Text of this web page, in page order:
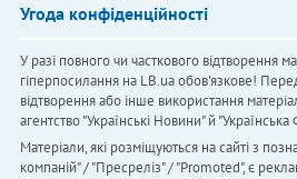
Угода конфіденційності
У разі повного чи часткового відтворення
гіперпосилання на LB.ua обов'язкове!
відтворення або інше використання
агентство "Українськi Новини" й
Матеріали, які розміщуються на сайті з
компаній" / "Пресреліз" / "Promoted", є